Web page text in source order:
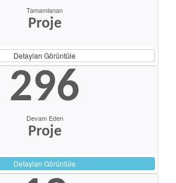
Tamamlanan
Proje
Detayları Görüntüle
296
Devam Eden
Proje
Detayları Görüntüle